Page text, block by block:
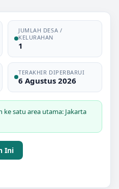
JUMLAH DESA /
KELURAHAN
1
TERAKHIR DIPERBARUI
6 Agustus 2026
ke satu area utama: Jakarta
Ini